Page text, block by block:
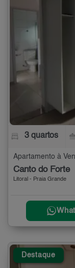
3 quartos
Canto do Forte
Litoral - Praia Grande
Destaque